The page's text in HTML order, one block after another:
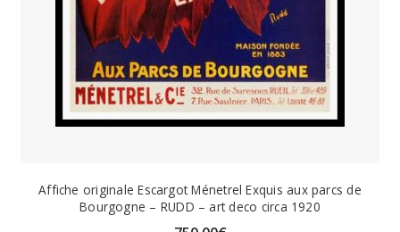
Affiche originale Escargot Ménetrel Exquis aux parcs de
Bourgogne – RUDD – art deco circa 1920